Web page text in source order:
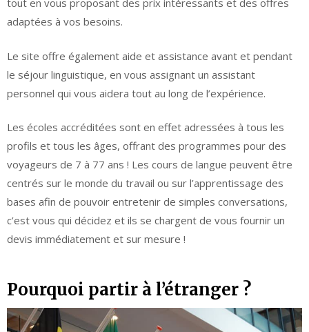
tout en vous proposant des prix intéressants et des offres
adaptées à vos besoins.
Le site offre également aide et assistance avant et pendant
le séjour linguistique, en vous assignant un assistant
personnel qui vous aidera tout au long de l’expérience.
Les écoles accréditées sont en effet adressées à tous les
profils et tous les âges, offrant des programmes pour des
voyageurs de 7 à 77 ans ! Les cours de langue peuvent être
centrés sur le monde du travail ou sur l’apprentissage des
bases afin de pouvoir entretenir de simples conversations,
c’est vous qui décidez et ils se chargent de vous fournir un
devis immédiatement et sur mesure !
Pourquoi partir à l’étranger ?